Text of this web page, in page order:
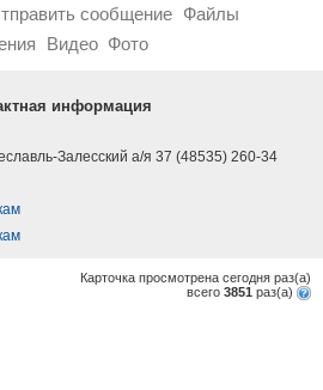
сообщение Файлы
Видео Фото
информация
Залесский а/я 37 (48535) 260-34
Карточка просмотрена сегодня раз(a)
всего 3851 раз(a)